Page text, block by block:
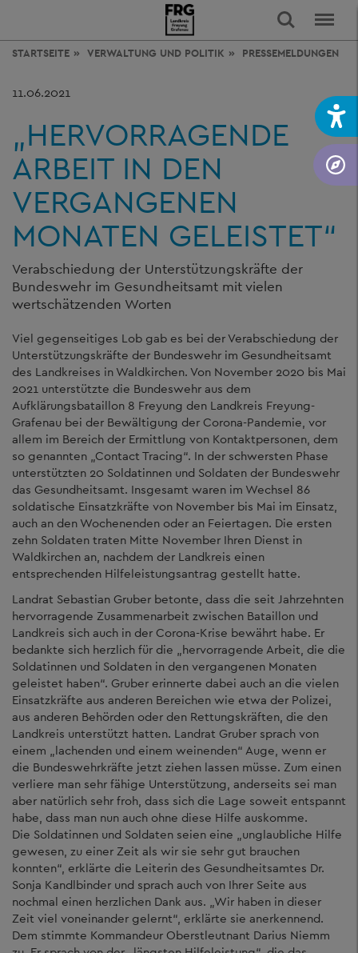
STARTSEITE VERWALTUNG UND POLITIK PRESSEMELDUNGEN
11.06.2021
„HERVORRAGENDE
ARBEIT IN DEN
VERGANGENEN
MONATEN GELEISTET“
Verabschiedung der Unterstützungskräfte der
Bundeswehr im Gesundheitsamt mit vielen
wertschätzenden Worten
Viel gegenseitiges Lob gab es bei der Verabschiedung der
Unterstützungskräfte der Bundeswehr im Gesundheitsamt
des Landkreises in Waldkirchen. Von November 2020 bis Mai
2021 unterstützte die Bundeswehr aus dem
Aufklärungsbataillon 8 Freyung den Landkreis Freyung-
Grafenau bei der Bewältigung der Corona-Pandemie, vor
allem im Bereich der Ermittlung von Kontaktpersonen, dem
so genannten „Contact Tracing“. In der schwersten Phase
unterstützten 20 Soldatinnen und Soldaten der Bundeswehr
das Gesundheitsamt. Insgesamt waren im Wechsel 86
soldatische Einsatzkräfte von November bis Mai im Einsatz,
auch an den Wochenenden oder an Feiertagen. Die ersten
zehn Soldaten traten Mitte November Ihren Dienst in
Waldkirchen an, nachdem der Landkreis einen
entsprechenden Hilfeleistungsantrag gestellt hatte.
Landrat Sebastian Gruber betonte, dass die seit Jahrzehnten
hervorragende Zusammenarbeit zwischen Bataillon und
Landkreis sich auch in der Corona-Krise bewährt habe. Er
bedankte sich herzlich für die „hervorragende Arbeit, die die
Soldatinnen und Soldaten in den vergangenen Monaten
geleistet haben“. Gruber erinnerte dabei auch an die vielen
Einsatzkräfte aus anderen Bereichen wie etwa der Polizei,
aus anderen Behörden oder den Rettungskräften, die den
Landkreis unterstützt hatten. Landrat Gruber sprach von
einem „lachenden und einem weinenden“ Auge, wenn er
die Bundeswehrkräfte jetzt ziehen lassen müsse. Zum einen
verliere man sehr fähige Unterstützung, anderseits sei man
aber natürlich sehr froh, dass sich die Lage soweit entspannt
habe, dass man nun auch ohne diese Hilfe auskomme.
Die Soldatinnen und Soldaten seien eine „unglaubliche Hilfe
gewesen, zu einer Zeit als wir sie sehr gut brauchen
konnten“, erklärte die Leiterin des Gesundheitsamtes Dr.
Sonja Kandlbinder und sprach auch von Ihrer Seite aus
nochmal einen herzlichen Dank aus. „Wir haben in dieser
Zeit viel voneinander gelernt“, erklärte sie anerkennend.
Dem stimmte Kommandeur Oberstleutnant Darius Niemm